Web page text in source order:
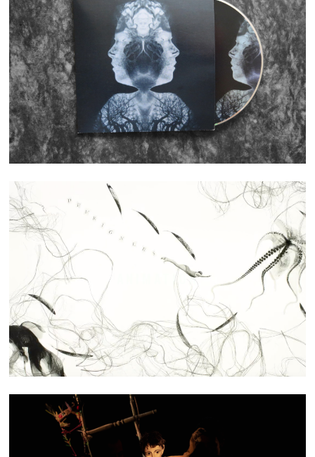
THYSELF
ANIMATION